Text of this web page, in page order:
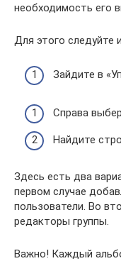
необходимость его
Для этого следуйте
Зайдите в
Справа
Найдите
Здесь есть два
первом случае
пользователи. Во
редакторы группы.
Важно! Каждый